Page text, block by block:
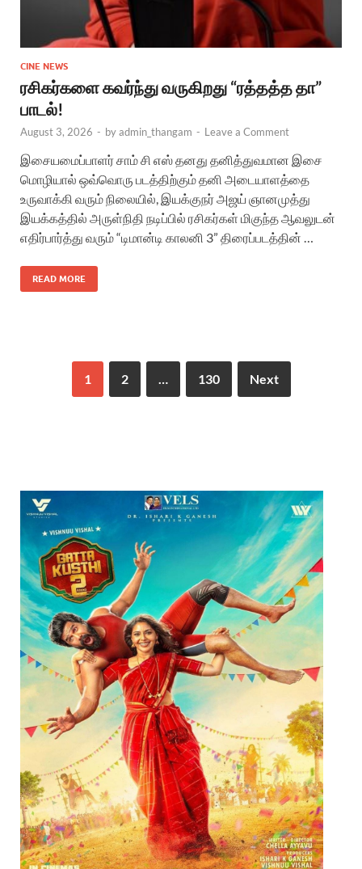
CINE NEWS
ரசிகர்களை கவர்ந்து வருகிறது “ரத்தத்த தா”
பாடல்!
August 3, 2026 - byadmin_thangam - Leave a Comment
இசையமைப்பாளர் சாம் சி எஸ் தனது தனித்துவமான இசை
மொழியால் ஒவ்வொரு படத்திற்கும் தனி அடையாளத்தை
உருவாக்கி வரும் நிலையில், இயக்குநர் அஜய் ஞானமுத்து
இயக்கத்தில் அருள்நிதி நடிப்பில் ரசிகர்கள் மிகுந்த ஆவலுடன்
எதிர்பார்த்து வரும் “டிமான்டி காலனி 3” திரைப்படத்தின் …
READ MORE
1 2 130 Next